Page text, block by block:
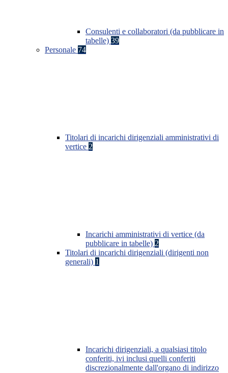
Consulenti e collaboratori (da pubblicare in
tabelle) 39
Personale 74
Titolari di incarichi dirigenziali amministrativi di
vertice 2
Incarichi amministrativi di vertice (da
pubblicare in tabelle) 2
Titolari di incarichi dirigenziali (dirigenti non
generali) 1
Incarichi dirigenziali, a qualsiasi titolo
conferiti, ivi inclusi quelli conferiti
discrezionalmente dall'organo di indirizzo